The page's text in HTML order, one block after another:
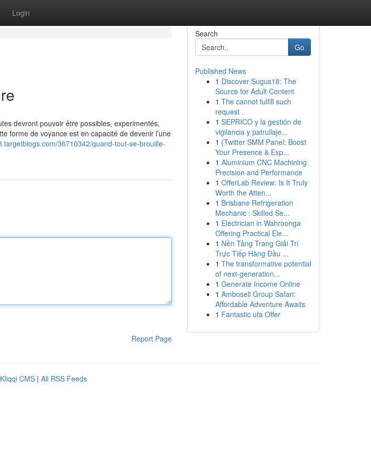
Login
devront pouvoir être possibles, experimentés,
forme de voyance est en capacité de devenir l’une
36710342/quand-tout-se-brouille-
Report Page
Search
Go
Published News
1 Discover Sugus18: The
Source for Adult Content
1 The cannot fulfill such
request .
1 SEPRICO y la gestión de
vigilancia y patrullaje...
1 {Twitter SMM Panel: Boost
Your Presence & Exp...
1 Aluminium CNC Machining:
Precision and Performance
1 OfferLab Review: Is It Truly
Worth the Atten...
1 Brisbane Refrigeration
Mechanic : Skilled Se...
1 Electrician in Wahroonga
Offering Practical Ele...
1 Nền Tảng Trang Giải Trí
Trực Tiếp Hàng Đầu ...
1 The transformative potential
of next-generation...
1 Generate Income Online
1 Amboseli Group Safari:
Affordable Adventure Awaits
1 Fantastic ufa Offer
Kliqqi CMS | All RSS Feeds